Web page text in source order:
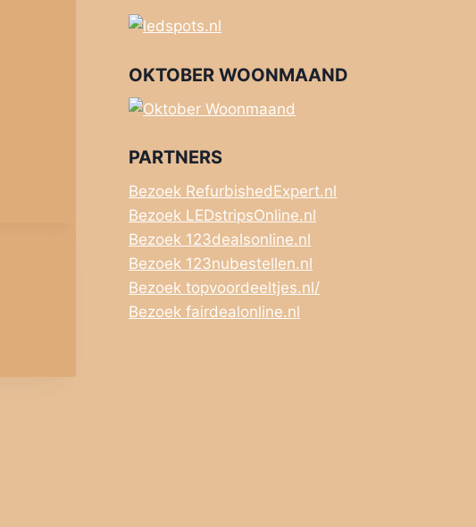
OKTOBER WOONMAAND
PARTNERS
Bezoek RefurbishedExpert.nl
Bezoek LEDstripsOnline.nl
Bezoek 123dealsonline.nl
Bezoek 123nubestellen.nl
Bezoek topvoordeeltjes.nl/
Bezoek fairdealonline.nl